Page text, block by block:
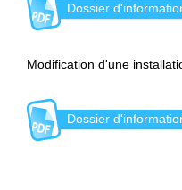
Dossier
Modification d'une
Dossier